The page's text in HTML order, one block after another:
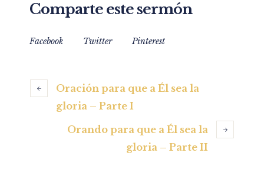
Comparte este sermón
Facebook Twitter Pinterest
Oración para que a Él sea la
gloria – Parte I
Orando para que a Él sea la
gloria – Parte II